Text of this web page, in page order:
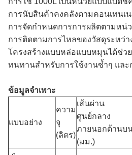
การนับสินค้าคงคลังตามคอนเทนเ
การจัดกำหนดการการผลิตตามหน่
การติดตามการไหลของวัสดุระหว่
โครงสร้างแบบหล่อแบบหมุนได้ช่ว
ทนทานสำหรับการใช้งานซ้ำๆ และ
ข้อมูลจำเพาะ
แบบอย่าง
ความ
จุ
(ลิตร)
เส้นผ่าน
ศูนย์กลาง
ภายนอกด้านบ
(มม.)